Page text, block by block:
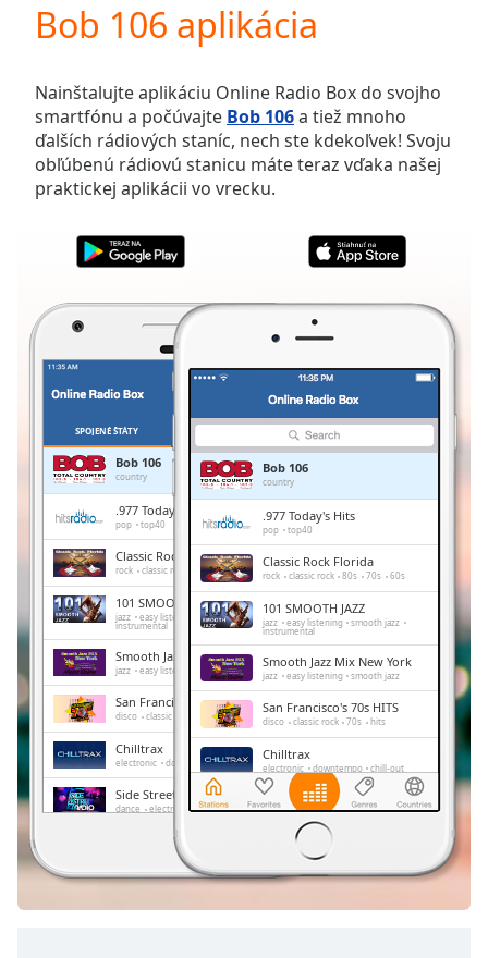
Video
Skip
Backward
Skip
Forward
Mute
Current
Duration-:-
0.00%
Stream
TypeLIVE
Seek to
LIVE
Remaining
Time-
Playback
Chapters
Chapters
Descriptions
descriptions
off,
Subtitles
subtitles
Bob 106 aplikácia
Nainštalujte aplikáciu Online Radio Box do svojho
smartfónu a počúvajte Bob 106a tiež mnoho
ďalších rádiových staníc, nech ste kdekoľvek! Svoju
obľúbenú rádiovú stanicu máte teraz vďaka našej
praktickej aplikácii vo vrecku.
SPOJENÉ ŠTÁTY
Bob 106
country
.977 Today's Hits
pop top40
Classic Rock Florida
rock classic rock 80s 70s 60s
101 SMOOTH JAZZ
jazz easy listening smooth jazz
instrumental
Smooth Jazz Mix New York
jazz easy listening smooth jazz
San Francisco's 70s HITS
disco classic rock 70s hits
Chilltrax
electronic downtempo chill-out
Side Street Radio
dance electronic trance house
progressive house
FOX News Talk
Bob 106
country
.977 Today's Hits
pop top40
Classic Rock Florida
rock classic rock 80s 70s 60s
101 SMOOTH JAZZ
jazz easy listening smooth jazz
instrumental
Smooth Jazz Mix New York
jazz easy listening smooth jazz
San Francisco's 70s HITS
disco classic rock 70s hits
Chilltrax
electronic downtempo chill-out
Side Street Radio
dance electronic trance house
progressive house
FOX News Talk